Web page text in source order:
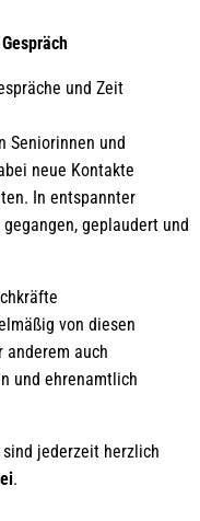
und Zeit
Seniorinnen und
neue Kontakte
In entspannter
geplaudert und
von diesen
anderem auch
und ehrenamtlich
jederzeit herzlich
.